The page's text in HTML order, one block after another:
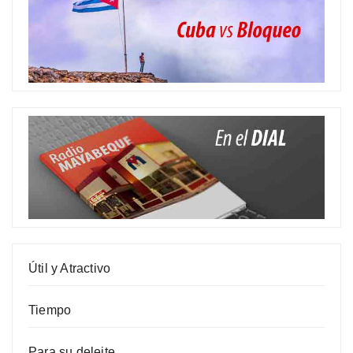
Útil y Atractivo
Tiempo